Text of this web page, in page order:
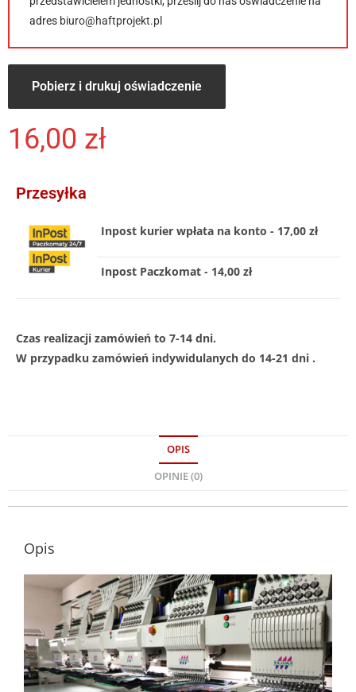
adres biuro@haftprojekt.pl
Pobierz i drukuj oświadczenie
16,00 zł
Przesyłka
Inpost kurier wpłata na konto - 17,00 zł
Inpost Paczkomat - 14,00 zł
Czas realizacji zamówień to 7-14 dni.
W przypadku zamówień indywidulanych do 14-21 dni .
OPIS
OPINIE (0)
Opis